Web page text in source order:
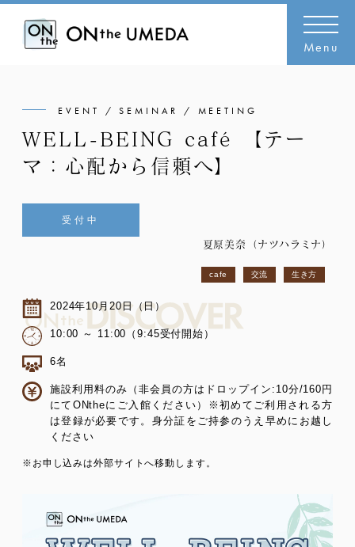
Menu
EVENT / SEMINAR / MEETING
WELL-BEING café 【テー
マ：心配から信頼へ】
受付中
夏原美奈（ナツハラミナ）
cafe 交流 生き方
2024年10月20日（日）
10:00 ～ 11:00（9:45受付開始）
6名
施設利用料のみ（非会員の方はドロップイン:10分/160円
にてONtheにご入館ください）※初めてご利用される方
は登録が必要です。身分証をご持参のうえ早めにお越し
ください
※お申し込みは外部サイトへ移動します。